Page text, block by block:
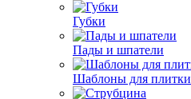
Губки
Пады и шпатели
Шаблоны для плитки